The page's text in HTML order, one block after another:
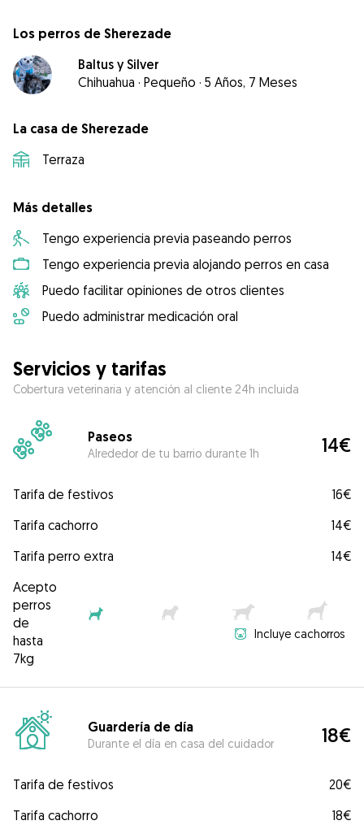
Los perros de Sherezade
Baltus y Silver
Chihuahua · Pequeño · 5 Años, 7 Meses
La casa de Sherezade
Terraza
Más detalles
Tengo experiencia previa paseando perros
Tengo experiencia previa alojando perros en casa
Puedo facilitar opiniones de otros clientes
Puedo administrar medicación oral
Servicios y tarifas
Cobertura veterinaria y atención al cliente 24h incluida
Paseos
Alrededor de tu barrio durante 1h 14€
Tarifa de festivos
16€
Tarifa cachorro
14€
Tarifa perro extra
14€
Acepto
perros
de
hasta
7kg
Incluye cachorros
Guardería de día
Durante el día en casa del cuidador 18€
Tarifa de festivos
20€
Tarifa cachorro
18€